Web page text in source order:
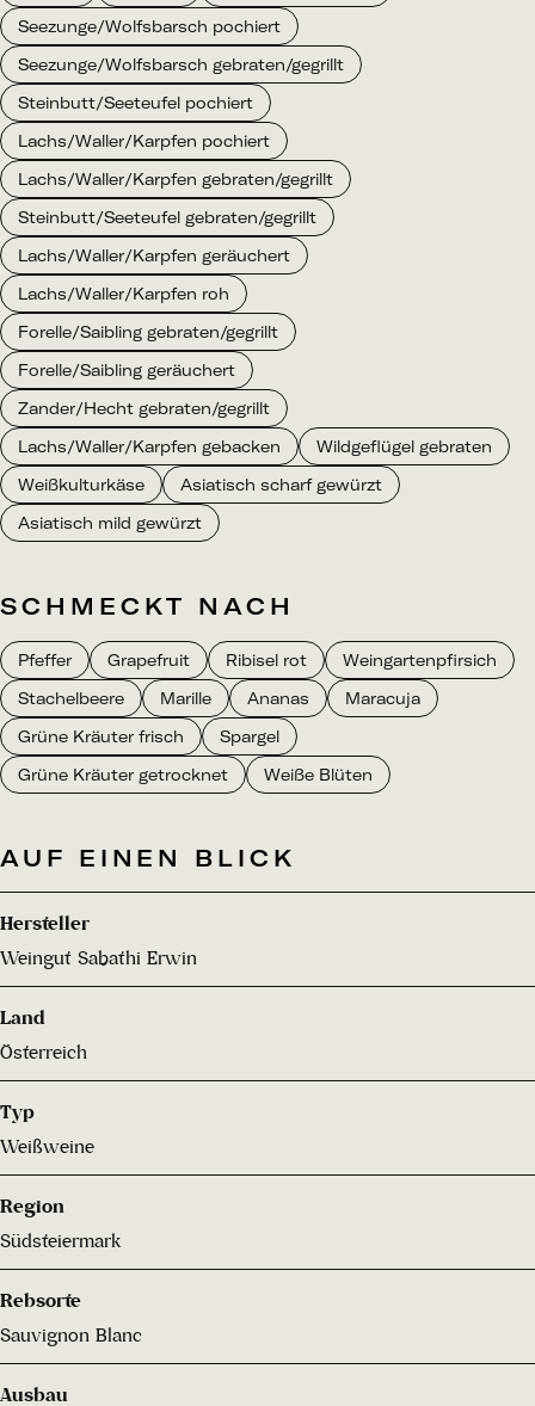
Seezunge/Wolfsbarsch pochiert
Seezunge/Wolfsbarsch gebraten/gegrillt
Steinbutt/Seeteufel pochiert
Lachs/Waller/Karpfen pochiert
Lachs/Waller/Karpfen gebraten/gegrillt
Steinbutt/Seeteufel gebraten/gegrillt
Lachs/Waller/Karpfen geräuchert
Lachs/Waller/Karpfen roh
Forelle/Saibling gebraten/gegrillt
Forelle/Saibling geräuchert
Zander/Hecht gebraten/gegrillt
Lachs/Waller/Karpfen gebacken
Wildgeflügel gebraten
Weißkulturkäse
Asiatisch scharf gewürzt
Asiatisch mild gewürzt
SCHMECKT NACH
Pfeffer Grapefruit Ribisel rot
Weingartenpfirsich
Stachelbeere
Marille Ananas
Maracuja
Grüne Kräuter frisch
Spargel
Grüne Kräuter getrocknet
Weiße Blüten
AUF EINEN BLICK
Hersteller
Weingut Sabathi Erwin
Land
Österreich
Typ
Weißweine
Region
Südsteiermark
Rebsorte
Sauvignon Blanc
Ausbau